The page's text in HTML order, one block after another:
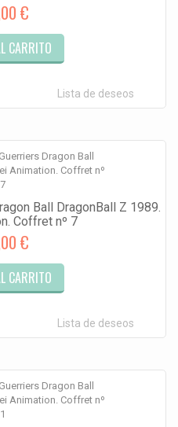
€
CARRITO
Lista de deseos
Ball DragonBall Z 1989.
Coffret nº 7
€
CARRITO
Lista de deseos